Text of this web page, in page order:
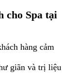
cho Spa tại
hàng cảm
giãn và trị liệu